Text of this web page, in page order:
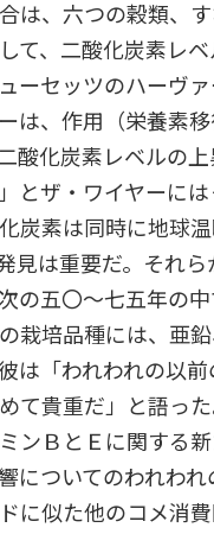
は、六つの穀類、
て、二酸化炭素レ
ーセッツのハーヴ
は、作用（栄養素
酸化炭素レベルの
とザ・ワイヤーには
炭素は同時に地球
見は重要だ。それ
の五〇～七五年の
栽培品種には、亜
は「われわれの以
て貴重だ」と語った
ンＢとＥに関する
についてのわれわれ
に似た他のコメ消